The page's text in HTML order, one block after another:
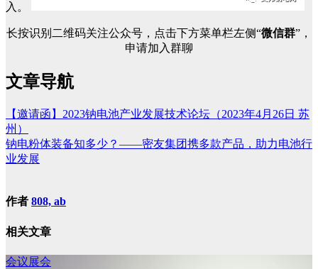
入。
长按识别二维码关注公众号，点击下方菜单栏左侧“微信群”，
申请加入群聊
文章导航
【邀请函】2023钠电池产业发展技术论坛（2023年4月26日 苏
州）
钠电粉体装备知多少？——密友集团携多款产品，助力电池行
业发展
作者 808, ab
相关文章
会议展会